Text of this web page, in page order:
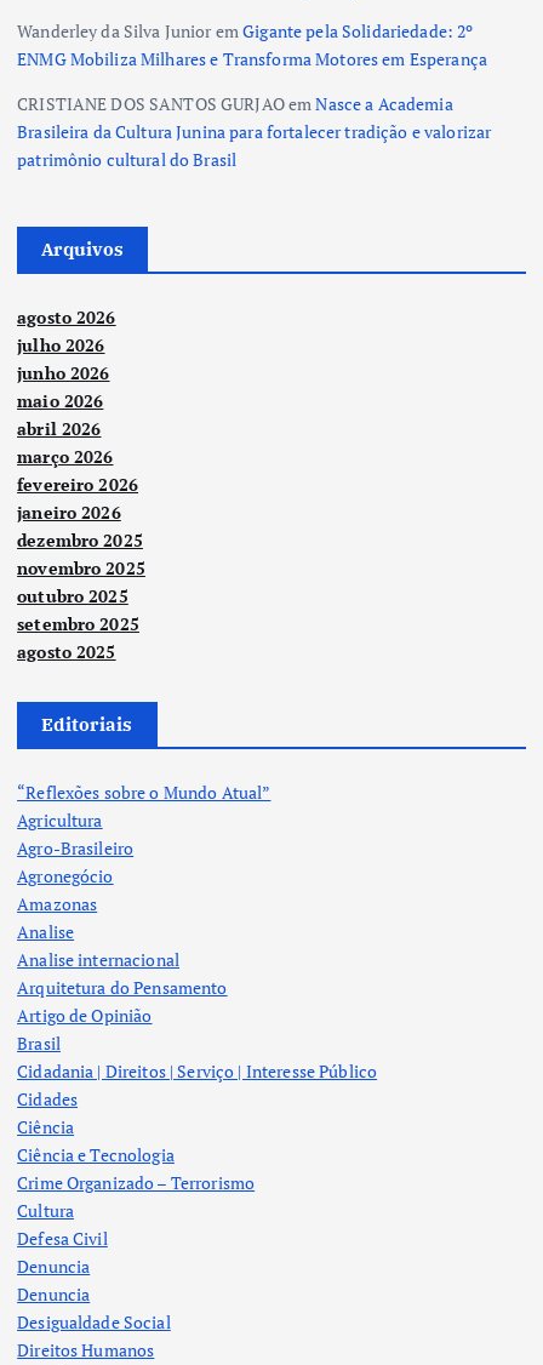
Wanderley da Silva JunioremGigante pela Solidariedade: 2º
ENMG Mobiliza Milhares e Transforma Motores em Esperança
CRISTIANE DOS SANTOS GURJAOemNasce a Academia
Brasileira da Cultura Junina para fortalecer tradição e valorizar
patrimônio cultural do Brasil
Arquivos
agosto 2026
julho 2026
junho 2026
maio 2026
abril 2026
março 2026
fevereiro 2026
janeiro 2026
dezembro 2025
novembro 2025
outubro 2025
setembro 2025
agosto 2025
Editoriais
“Reflexões sobre o Mundo Atual”
Agricultura
Agro-Brasileiro
Agronegócio
Amazonas
Analise
Analise internacional
Arquitetura do Pensamento
Artigo de Opinião
Brasil
Cidadania | Direitos | Serviço | Interesse Público
Cidades
Ciência
Ciência e Tecnologia
Crime Organizado – Terrorismo
Cultura
Defesa Civil
Denuncia
Denuncia
Desigualdade Social
Direitos Humanos